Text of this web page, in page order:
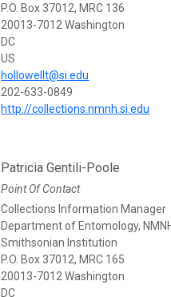
P.O. Box 37012, MRC 136
20013-7012 Washington
DC
US
hollowellt@si.edu
202-633-0849
http://collections.nmnh.si.edu
Patricia Gentili-Poole
Point Of Contact
Collections Information Manager
Department of Entomology,
Smithsonian Institution
P.O. Box 37012, MRC 165
20013-7012 Washington
DC